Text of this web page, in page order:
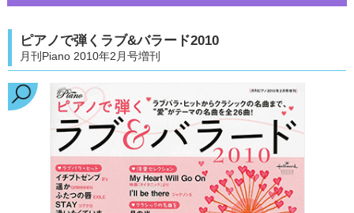
ピアノで弾くラブ&バラード2010
月刊Piano 2010年2月号増刊